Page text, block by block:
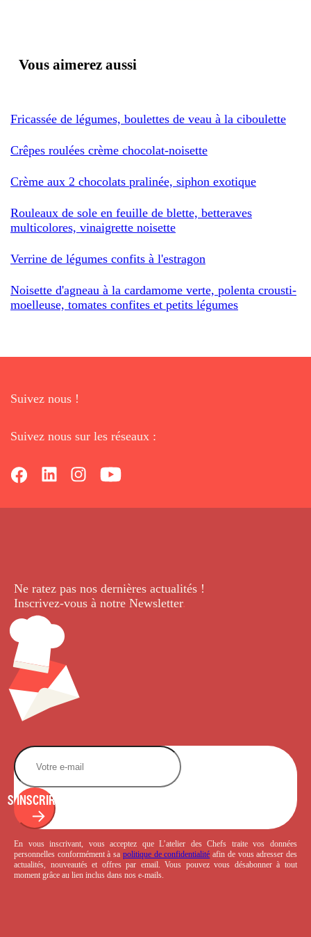
Vous aimerez aussi
Fricassée de légumes, boulettes de veau à la ciboulette
Crêpes roulées crème chocolat-noisette
Crème aux 2 chocolats pralinée, siphon exotique
Rouleaux de sole en feuille de blette, betteraves
multicolores, vinaigrette noisette
Verrine de légumes confits à l'estragon
Noisette d'agneau à la cardamome verte, polenta crousti-
moelleuse, tomates confites et petits légumes
Suivez nous !
Suivez nous sur les réseaux :
Ne ratez pas nos dernières actualités !
Inscrivez-vous à notre Newsletter.
S'INSCRIRE
En vous inscrivant, vous acceptez que L’atelier des Chefs traite vos données
personnelles conformément à sa politique de confidentialité afin de vous adresser des
actualités, nouveautés et offres par email. Vous pouvez vous désabonner à tout
moment grâce au lien inclus dans nos e-mails.